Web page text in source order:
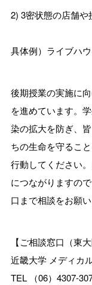
2) 3密状態の店舗
具体例）ライブハ
後期授業の実施に
を進めています。
染の拡大を防ぎ、
ちの生命を守るこ
行動してください
につながりますの
口まで相談をお願い
【ご相談窓口（東
近畿大学 メディカ
TEL （06）4307-